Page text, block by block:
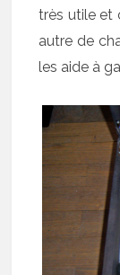
très utile et
autre de
les aide à